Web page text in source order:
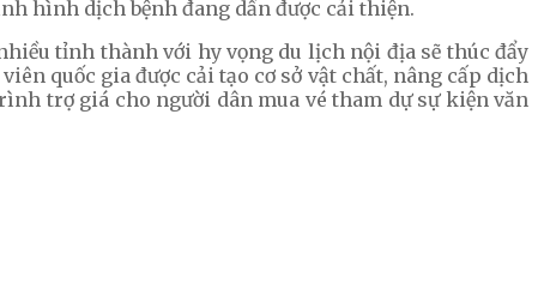
hình dịch bệnh đang dần được cải thiện.
tỉnh thành với hy vọng du lịch nội địa sẽ thúc đẩy
quốc gia được cải tạo cơ sở vật chất, nâng cấp dịch
trợ giá cho người dân mua vé tham dự sự kiện văn